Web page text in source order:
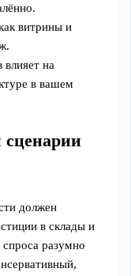
витрины и
влияет на
в вашем
должен
в склады и
разумно